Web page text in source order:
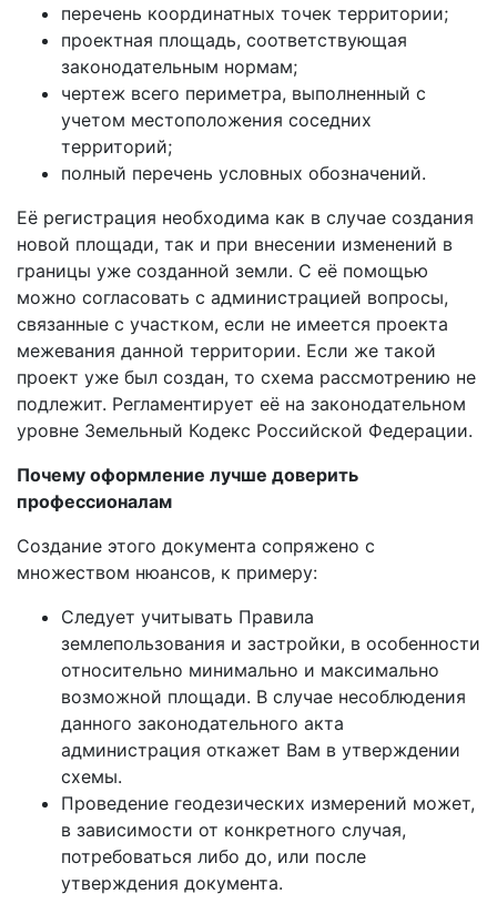
перечень координатных точек территории;
проектная площадь, соответствующая
законодательным нормам;
чертеж всего периметра, выполненный с
учетом местоположения соседних
территорий;
полный перечень условных обозначений.
Её регистрация необходима как в случае создания
новой площади, так и при внесении изменений в
границы уже созданной земли. С её помощью
можно согласовать с администрацией вопросы,
связанные с участком, если не имеется проекта
межевания данной территории. Если же такой
проект уже был создан, то схема рассмотрению не
подлежит. Регламентирует её на законодательном
уровне Земельный Кодекс Российской Федерации.
Почему оформление лучше доверить
профессионалам
Создание этого документа сопряжено с
множеством нюансов, к примеру:
Следует учитывать Правила
землепользования и застройки, в особенности
относительно минимально и максимально
возможной площади. В случае несоблюдения
данного законодательного акта
администрация откажет Вам в утверждении
схемы.
Проведение геодезических измерений может,
в зависимости от конкретного случая,
потребоваться либо до, или после
утверждения документа.